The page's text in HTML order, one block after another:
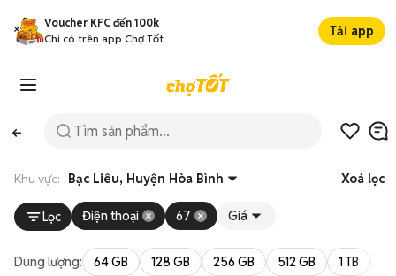
Voucher KFC đến 100k
Chỉ có trên app Chợ Tốt
Tải app
Khu vực: Bạc Liêu, Huyện Hòa Bình Xoá lọc
Lọc Điện thoại 67 Giá
Dung lượng: 64 GB 128 GB 256 GB 512 GB 1 TB